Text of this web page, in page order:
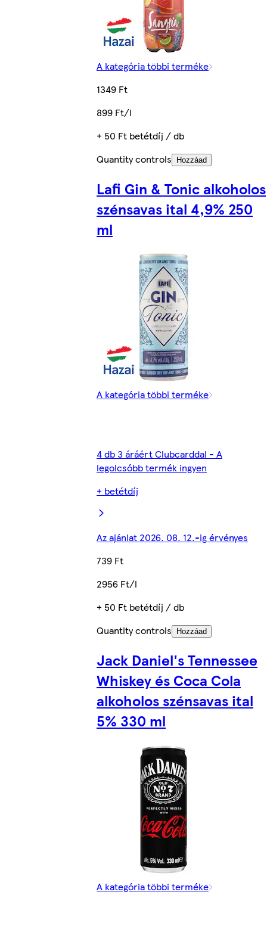
A kategória többi terméke
1349 Ft
899 Ft/l
+ 50 Ft betétdíj / db
Quantity controls
Hozzáad
Lafi Gin & Tonic alkoholos
szénsavas ital 4,9% 250
ml
A kategória többi terméke
4 db 3 áráért Clubcarddal - A
legolcsóbb termék ingyen
+ betétdíj
Az ajánlat 2026. 08. 12.-ig érvényes
739 Ft
2956 Ft/l
+ 50 Ft betétdíj / db
Quantity controls
Hozzáad
Jack Daniel's Tennessee
Whiskey és Coca Cola
alkoholos szénsavas ital
5% 330 ml
A kategória többi terméke